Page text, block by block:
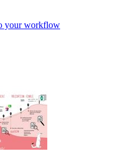
your workflow